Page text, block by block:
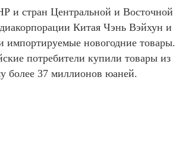
и стран Центральной и Восточной
Китая Чэнь Вэйхун и
импортируемые новогодние товары.
потребители купили товары из
более 37 миллионов юаней.